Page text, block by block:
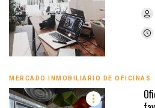
MERCADO INMOBILIARIO DE OFICINAS